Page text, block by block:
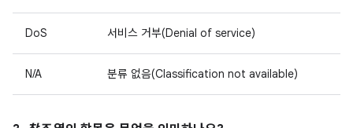
DoS 서비스 거부(Denial of service)
N/A 분류 없음(Classification not available)